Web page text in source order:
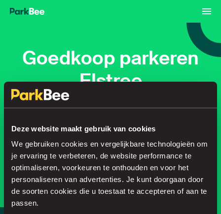
Deze website maakt gebruik van cookies
We gebruiken cookies en vergelijkbare technologieën om
je ervaring te verbeteren, de website performance te
optimaliseren, voorkeuren te onthouden en voor het
personaliseren van advertenties. Je kunt doorgaan door
de soorten cookies die u toestaat te accepteren of aan te
passen.
Goedkoop parkeren
Elstree
Regel je parkeerplek in no time